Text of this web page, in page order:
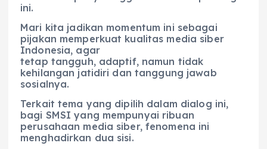
ini.
Mari kita jadikan momentum ini sebagai
pijakan memperkuat kualitas media siber
Indonesia, agar
tetap tangguh, adaptif, namun tidak
kehilangan jatidiri dan tanggung jawab
sosialnya.
Terkait tema yang dipilih dalam dialog ini,
bagi SMSI yang mempunyai ribuan
perusahaan media siber, fenomena ini
menghadirkan dua sisi.